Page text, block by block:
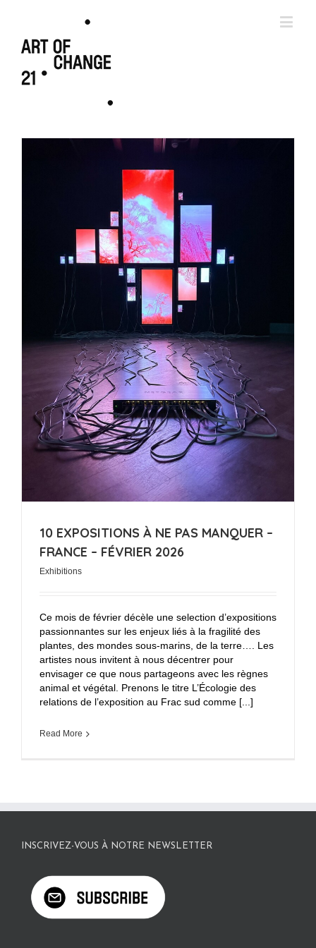
10 EXPOSITIONS À NE PAS MANQUER –
FRANCE – FÉVRIER 2026
Exhibitions
Ce mois de février décèle une selection d’expositions
passionnantes sur les enjeux liés à la fragilité des
plantes, des mondes sous-marins, de la terre…. Les
artistes nous invitent à nous décentrer pour
envisager ce que nous partageons avec les règnes
animal et végétal. Prenons le titre L’Écologie des
relations de l’exposition au Frac sud comme [...]
Read More
INSCRIVEZ-VOUS À NOTRE NEWSLETTER